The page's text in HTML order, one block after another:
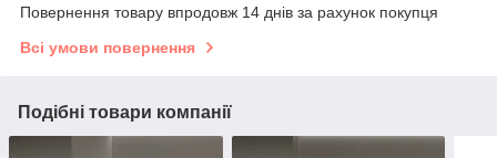
Повернення товару впродовж 14 днів за рахунок покупця
Всі умови повернення
Подібні товари компанії